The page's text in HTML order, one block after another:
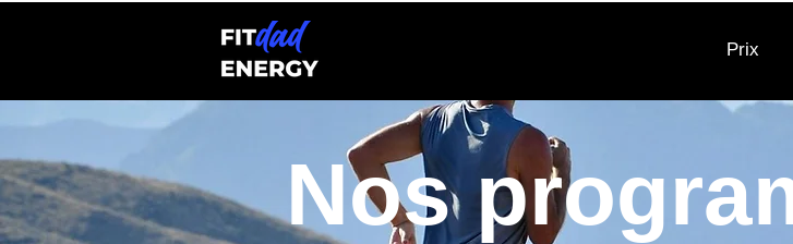
Prix
Nos